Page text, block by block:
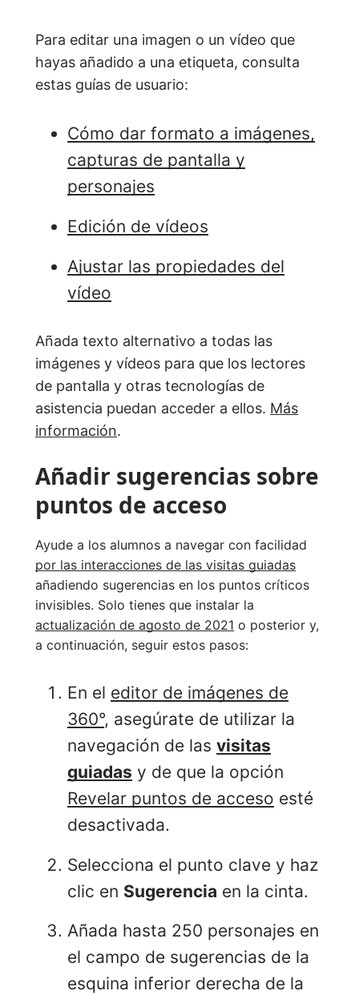
Para editar una imagen o un vídeo que
hayas añadido a una etiqueta, consulta
estas guías de usuario:
Cómo dar formato a imágenes,
capturas de pantalla y
personajes
Edición de vídeos
Ajustar las propiedades del
vídeo
Añada texto alternativo a todas las
imágenes y vídeos para que los lectores
de pantalla y otras tecnologías de
asistencia puedan acceder a ellos. Más
información.
Añadir sugerencias sobre
puntos de acceso
Ayude a los alumnos a navegar con facilidad
por las interacciones de las visitas guiadas
añadiendo sugerencias en los puntos críticos
invisibles. Solo tienes que instalar la
actualización de agosto de 2021 o posterior y,
a continuación, seguir estos pasos:
En el editor de imágenes de
360°, asegúrate de utilizar la
navegación de las visitas
guiadas y de que la opción
Revelar puntos de acceso esté
desactivada.
Selecciona el punto clave y haz
clic en Sugerencia en la cinta.
Añada hasta 250 personajes en
el campo de sugerencias de la
esquina inferior derecha de la